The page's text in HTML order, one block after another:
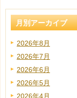
月別アーカイブ
2026年8月
2026年7月
2026年6月
2026年5月
2026年4月